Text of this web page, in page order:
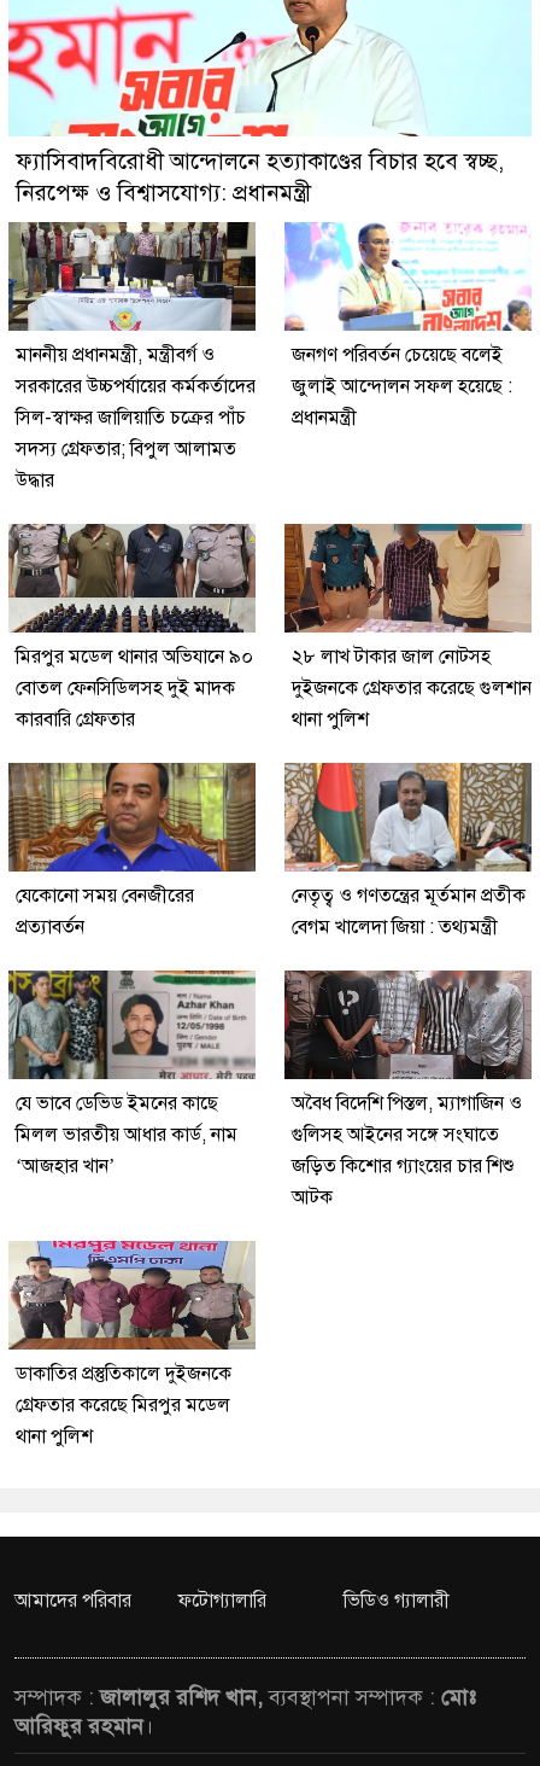
ফ্যাসিবাদবিরোধী আন্দোলনে হত্যাকাণ্ডের বিচার হবে স্বচ্ছ,
নিরপেক্ষ ও বিশ্বাসযোগ্য: প্রধানমন্ত্রী
মাননীয় প্রধানমন্ত্রী, মন্ত্রীবর্গ ও
সরকারের উচ্চপর্যায়ের কর্মকর্তাদের
সিল-স্বাক্ষর জালিয়াতি চক্রের পাঁচ
সদস্য গ্রেফতার; বিপুল আলামত
উদ্ধার
জনগণ পরিবর্তন চেয়েছে বলেই
জুলাই আন্দোলন সফল হয়েছে :
প্রধানমন্ত্রী
মিরপুর মডেল থানার অভিযানে ৯০
বোতল ফেনসিডিলসহ দুই মাদক
কারবারি গ্রেফতার
২৮ লাখ টাকার জাল নোটসহ
দুইজনকে গ্রেফতার করেছে গুলশান
থানা পুলিশ
যেকোনো সময় বেনজীরের
প্রত্যাবর্তন
নেতৃত্ব ও গণতন্ত্রের মূর্তমান প্রতীক
বেগম খালেদা জিয়া : তথ্যমন্ত্রী
যে ভাবে ডেভিড ইমনের কাছে
মিলল ভারতীয় আধার কার্ড, নাম
‘আজহার খান’
অবৈধ বিদেশি পিস্তল, ম্যাগাজিন ও
গুলিসহ আইনের সঙ্গে সংঘাতে
জড়িত কিশোর গ্যাংয়ের চার শিশু
আটক
ডাকাতির প্রস্তুতিকালে দুইজনকে
গ্রেফতার করেছে মিরপুর মডেল
থানা পুলিশ
আমাদের পরিবার ফটোগ্যালারি ভিডিও গ্যালারী
সম্পাদক :জালালুর রশিদ খান,ব্যবস্থাপনা সম্পাদক : মোঃ
আরিফুর রহমান।